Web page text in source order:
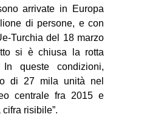
arrivate in Europa
di persone, e con
Turchia del 18 marzo
si è chiusa la rotta
In queste condizioni,
di 27 mila unità nel
centrale fra 2015 e
risibile”.